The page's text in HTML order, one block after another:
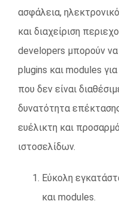
ασφάλεια,
και διαχείριση
developers μπορούν να
plugins και modules
που δεν είναι
δυνατότητα
ευέλικτη και
ιστοσελίδων.
Εύκολη
και modules.